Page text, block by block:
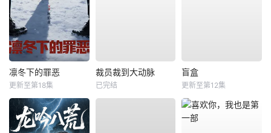
凛冬下的罪恶
更新至第18集
裁员裁到大动脉
已完结
盲盒
更新至第12集